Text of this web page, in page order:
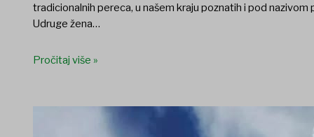
tradicionalnih pereca, u našem kraju poznatih i pod nazivom
Udruge žena…
Pročitaj više »